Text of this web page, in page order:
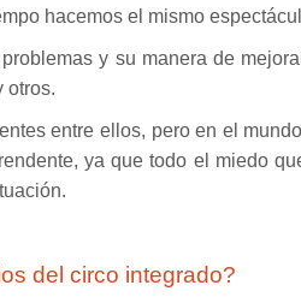
hacemos el mismo
y su manera de
otros.
entre ellos, pero en el
ya que todo el miedo
del circo integrado?